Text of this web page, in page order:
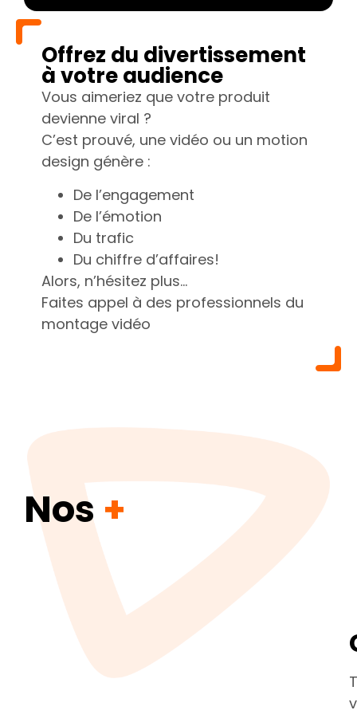
Offrez du divertissement
à votre audience
Vous aimeriez que votre produit
devienne viral ?
C’est prouvé, une vidéo ou un motion
design génère :
De l’engagement
De l’émotion
Du trafic
Du chiffre d’affaires!
Alors, n’hésitez plus…
Faites appel à des professionnels du
montage vidéo
Nos +